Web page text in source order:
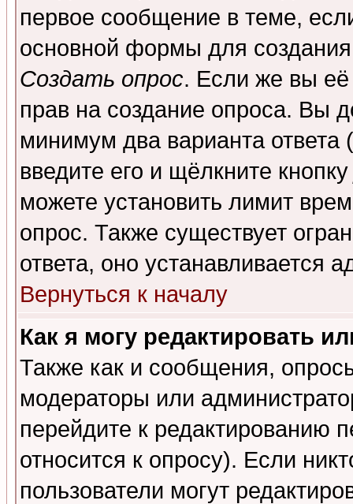
первое сообщение в теме,
основной формы для
Создать опрос. Если же вы её
прав на создание опроса. Вы
минимум два варианта ответа
введите его и щёлкните
можете установить лимит
опрос. Также существует
ответа, оно устанавливается
Вернуться к началу
Как я могу редактировать
Также как и сообщения,
модераторы или
перейдите к редактированию
относится к опросу). Если
пользователи могут